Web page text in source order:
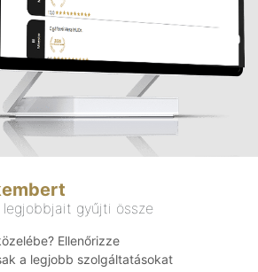
legjobbjait gyűjti össze
Ellenőrizze
a legjobb szolgáltatásokat